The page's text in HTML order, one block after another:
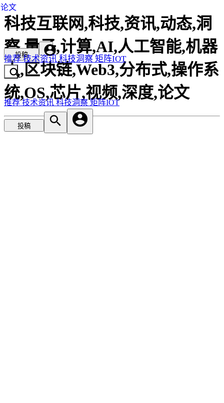
科技互联网,科技,资讯,动态,洞
察,量子,计算,AI,人工智能,机器
人,区块链,Web3,分布式,操作系
统,OS,芯片,视频,深度,论文
投稿
推荐技术资讯科技洞察 矩阵IOT
推荐技术资讯科技洞察矩阵IOT
投稿
论文